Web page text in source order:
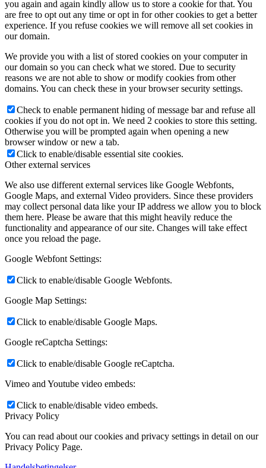
you again and again kindly allow us to store a cookie for that. You
are free to opt out any time or opt in for other cookies to get a better
experience. If you refuse cookies we will remove all set cookies in
our domain.
We provide you with a list of stored cookies on your computer in
our domain so you can check what we stored. Due to security
reasons we are not able to show or modify cookies from other
domains. You can check these in your browser security settings.
Check to enable permanent hiding of message bar and refuse all
cookies if you do not opt in. We need 2 cookies to store this setting.
Otherwise you will be prompted again when opening a new
browser window or new a tab.
Click to enable/disable essential site cookies.
Other external services
We also use different external services like Google Webfonts,
Google Maps, and external Video providers. Since these providers
may collect personal data like your IP address we allow you to block
them here. Please be aware that this might heavily reduce the
functionality and appearance of our site. Changes will take effect
once you reload the page.
Google Webfont Settings:
Click to enable/disable Google Webfonts.
Google Map Settings:
Click to enable/disable Google Maps.
Google reCaptcha Settings:
Click to enable/disable Google reCaptcha.
Vimeo and Youtube video embeds:
Click to enable/disable video embeds.
Privacy Policy
You can read about our cookies and privacy settings in detail on our
Privacy Policy Page.